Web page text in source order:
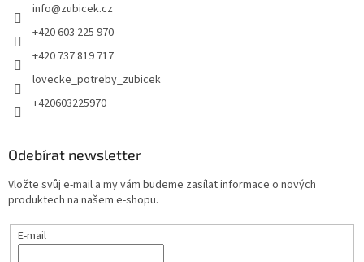
info@zubicek.cz
+420 603 225 970
+420 737 819 717
lovecke_potreby_zubicek
+420603225970
Odebírat newsletter
Vložte svůj e-mail a my vám budeme zasílat informace o nových
produktech na našem e-shopu.
E-mail